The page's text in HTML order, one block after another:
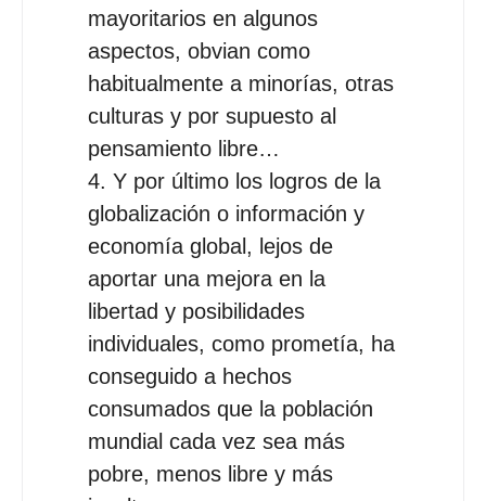
mayoritarios en algunos
aspectos, obvian como
habitualmente a minorías, otras
culturas y por supuesto al
pensamiento libre…
4. Y por último los logros de la
globalización o información y
economía global, lejos de
aportar una mejora en la
libertad y posibilidades
individuales, como prometía, ha
conseguido a hechos
consumados que la población
mundial cada vez sea más
pobre, menos libre y más